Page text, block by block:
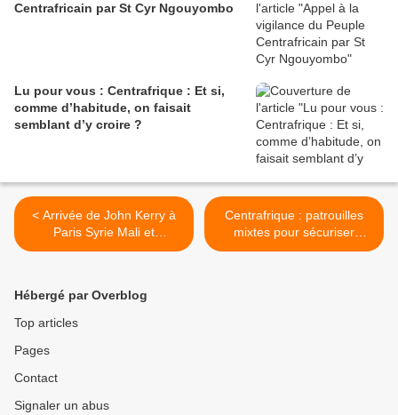
Centrafricain par St Cyr Ngouyombo
Lu pour vous : Centrafrique : Et si,
comme d’habitude, on faisait
semblant d’y croire ?
< Arrivée de John Kerry à
Paris Syrie Mali et
Centrafrique au menu des
Centrafrique : patrouilles
mixtes pour sécuriser
Bangui (RFI) >
Hébergé par Overblog
Top articles
Pages
Contact
Signaler un abus